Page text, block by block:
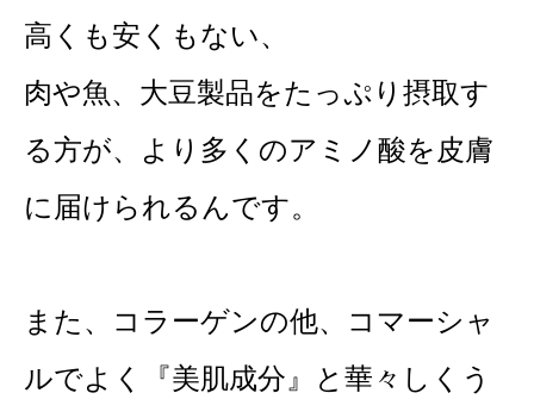
高くも安くもない、
肉や魚、大豆製品をたっぷり摂取す
る方が、より多くのアミノ酸を皮膚
に届けられるんです。
また、コラーゲンの他、コマーシャ
ルでよく『美肌成分』と華々しくう